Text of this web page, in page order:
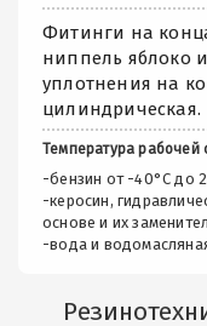
Фитинги на
ниппель яблоко
уплотнения на
цилиндрическая.
Температура рабочей
-бензин от -40°C до
-керосин,
основе и их
-вода и